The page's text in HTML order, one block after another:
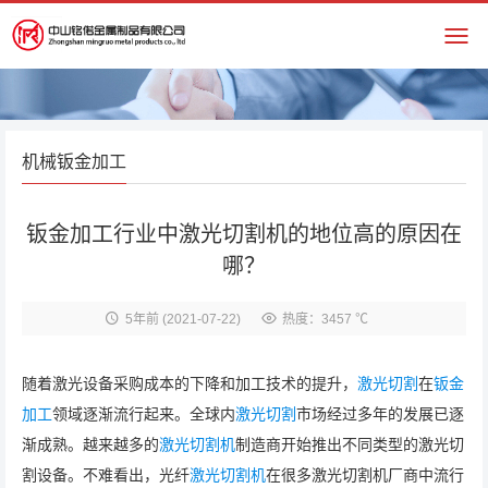
机械钣金加工
钣金加工行业中激光切割机的地位高的原因在
哪？
5年前(2021-07-22) 热度：3457 ℃
随着激光设备采购成本的下降和加工技术的提升， 激光切割在钣金
加工领域逐渐流行起来。全球内激光切割市场经过多年的发展已逐
渐成熟。越来越多的激光切割机制造商开始推出不同类型的激光切
割设备。不难看出，光纤激光切割机在很多激光切割机厂商中流行